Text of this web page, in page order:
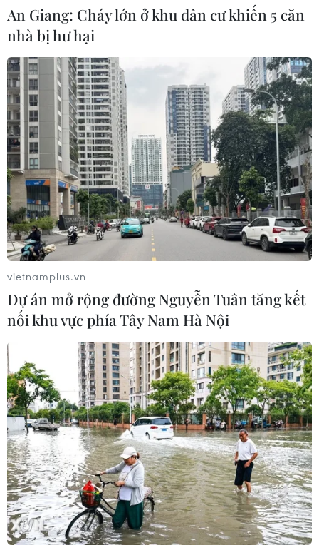
An Giang: Cháy lớn ở khu dân cư khiến 5 căn
nhà bị hư hại
vietnamplus.vn
Dự án mở rộng đường Nguyễn Tuân tăng kết
nối khu vực phía Tây Nam Hà Nội